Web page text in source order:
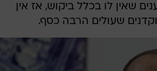
שאין לו בכלל ביקוש, אז אין
שעולים הרבה כסף.